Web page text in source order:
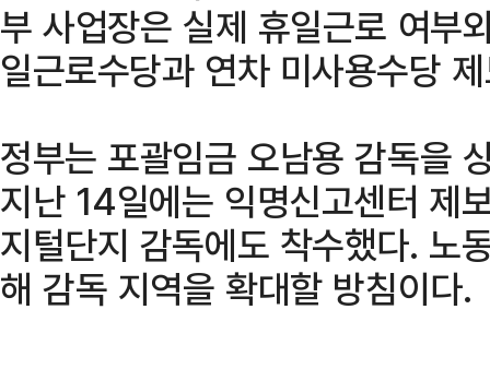
부 사업장은 실제 휴일근로 여부
일근로수당과 연차 미사용수당
정부는 포괄임금 오남용 감독을
지난 14일에는 익명신고센터 제
지털단지 감독에도 착수했다. 노
해 감독 지역을 확대할 방침이다.